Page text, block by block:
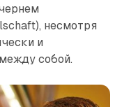
несмотря
и
собой.